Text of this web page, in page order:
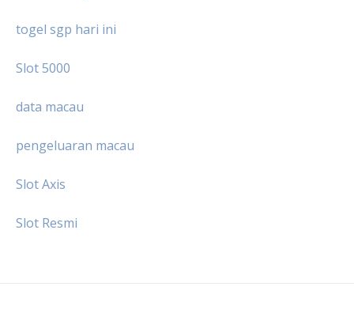
togel sgp hari ini
Slot 5000
data macau
pengeluaran macau
Slot Axis
Slot Resmi